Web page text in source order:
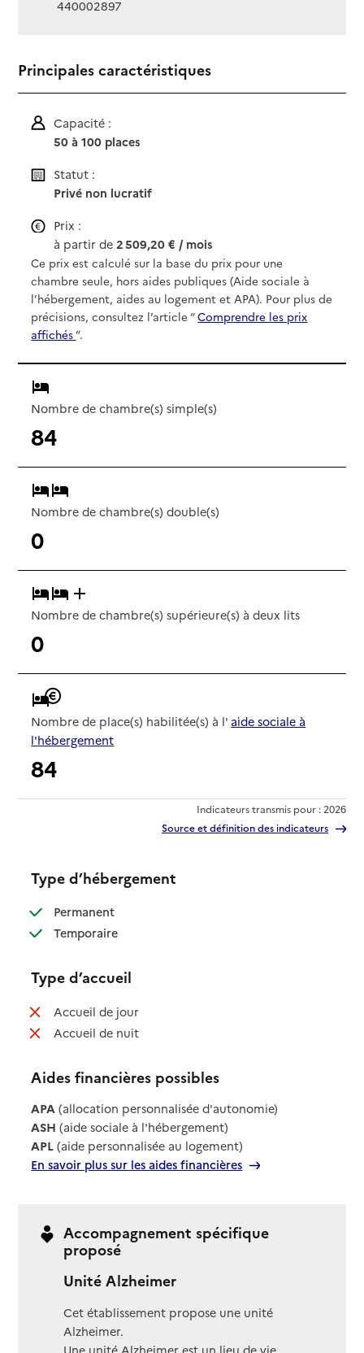
440002897
Principales caractéristiques
Capacité :
50 à 100 places
Statut :
Privé non lucratif
Prix :
à partir de2 509,20 € / mois
Ce prix est calculé sur la base du prix pour une
chambre seule, hors aides publiques (Aide sociale à
l’hébergement, aides au logement et APA). Pour plus de
précisions, consultez l’article “Comprendre les prix
affichés”.
Nombre de chambre(s) simple(s)
84
Nombre de chambre(s) double(s)
0
Nombre de chambre(s) supérieure(s) à deux lits
0
Nombre de place(s) habilitée(s) à l' aide sociale à
l'hébergement
84
Indicateurs transmis pour : 2026
Source et définition des indicateurs
Type d’hébergement
Permanent: disponible
Temporaire: disponible
Type d’accueil
Accueil de jour: non disponible
Accueil de nuit: non disponible
Aides financières possibles
APA (allocation personnalisée d'autonomie)
ASH (aide sociale à l'hébergement)
APL (aide personnalisée au logement)
En savoir plus sur les aides financières
Accompagnement spécifique
proposé
Unité Alzheimer
Cet établissement propose une unité
Alzheimer.